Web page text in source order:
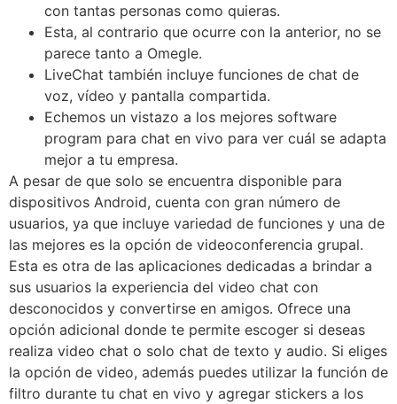
con tantas personas como quieras.
Esta, al contrario que ocurre con la anterior, no se
parece tanto a Omegle.
LiveChat también incluye funciones de chat de
voz, vídeo y pantalla compartida.
Echemos un vistazo a los mejores software
program para chat en vivo para ver cuál se adapta
mejor a tu empresa.
A pesar de que solo se encuentra disponible para
dispositivos Android, cuenta con gran número de
usuarios, ya que incluye variedad de funciones y una de
las mejores es la opción de videoconferencia grupal.
Esta es otra de las aplicaciones dedicadas a brindar a
sus usuarios la experiencia del video chat con
desconocidos y convertirse en amigos. Ofrece una
opción adicional donde te permite escoger si deseas
realiza video chat o solo chat de texto y audio. Si eliges
la opción de video, además puedes utilizar la función de
filtro durante tu chat en vivo y agregar stickers a los